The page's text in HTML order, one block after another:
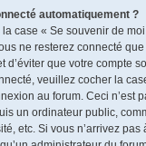
automatiquement ?
case « Se souvenir de
ne resterez connecté
d’éviter que votre compte
veuillez cocher la
au forum. Ceci n’est
un ordinateur public,
etc. Si vous n’arrivez pas